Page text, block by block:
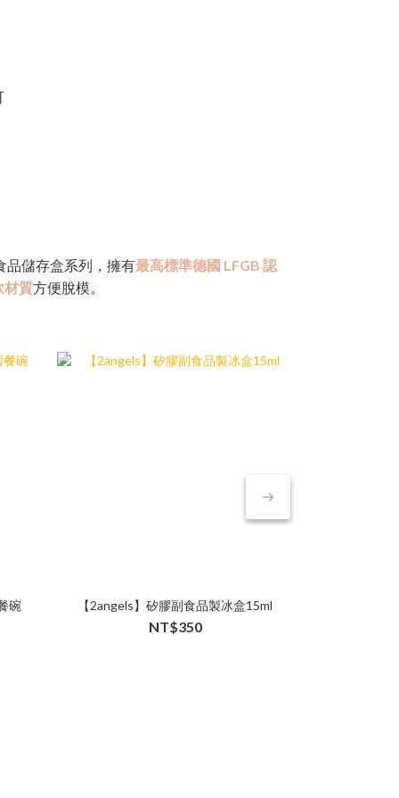
品儲存盒系列，擁有最高標準德國 LFGB 認
材質方便脫模。
碗 【2angels】矽膠副食品製冰盒15ml
NT$350